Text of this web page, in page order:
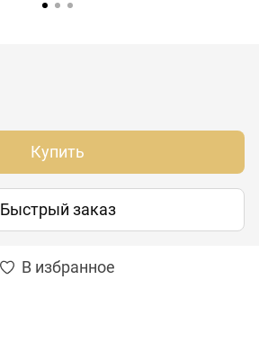
Купить
Быстрый заказ
В избранное